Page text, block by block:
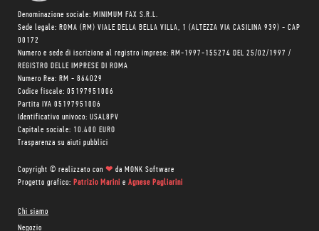
Denominazione sociale: MINIMUM FAX S.R.L.
Sede legale: ROMA (RM) VIALE DELLA BELLA VILLA, 1 (ALTEZZA VIA CASILINA 939) - CAP
00172
Numero e sede di iscrizione al registro imprese: RM-1997-155274 DEL 25/02/1997 /
REGISTRO DELLE IMPRESE DI ROMA
Numero Rea: RM - 864029
Codice fiscale: 05197951006
Partita IVA 05197951006
Identificativo univoco: USAL8PV
Capitale sociale: 10.400 EURO
Trasparenza su aiuti pubblici
Copyright © realizzato con ❤ da MONK Software
Progetto grafico: Patrizio Marini e Agnese Pagliarini
Chi siamo
Negozio